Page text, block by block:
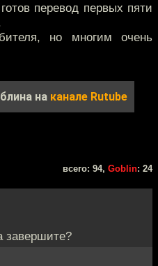
перевод первых пяти
но многим очень
на канале Rutube
всего: 94, Goblin: 24
завершите?